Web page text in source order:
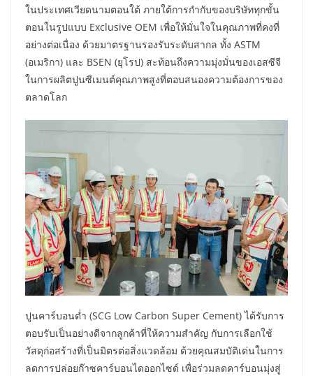
ในประเทศเวียดนามตอนใต้ ภายใต้การกำกับของบริษัททุกขั้น
ตอนในรูปแบบ Exclusive OEM เพื่อให้มั่นใจในคุณภาพที่คงที่
อย่างต่อเนื่อง ด้วยมาตรฐานรองรับระดับสากล ทั้ง ASTM
(อเมริกา) และ BSEN (ยุโรป) สะท้อนถึงความมุ่งมั่นของเอสซีจี
ในการผลิตปูนซีเมนต์คุณภาพสูงที่ตอบสนองความต้องการของ
ตลาดโลก
ปูนคาร์บอนต่ำ (SCG Low Carbon Super Cement) ได้รับการ
ตอบรับเป็นอย่างดีจากลูกค้าที่ให้ความสำคัญ กับการเลือกใช้
วัสดุก่อสร้างที่เป็นมิตรต่อสิ่งแวดล้อม ด้วยคุณสมบัติเด่นในการ
ลดการปล่อยก๊าซคาร์บอนไดออกไซด์ เพื่อร่วมลดคาร์บอนมุ่งสู่